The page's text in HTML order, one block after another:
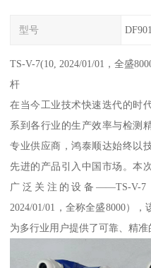
型号
TS-V-7(10, 2024/01/01，全盛
杆
在当今工业技术快速迭代的时
系到各行业的生产效率与检测
专业供应商，鸿泰顺达始终以
先进的产品引入中国市场。本
广泛关注的设备——TS-V-7
2024/01/01，全称全盛8000）
为多行业用户提供了可靠、精准